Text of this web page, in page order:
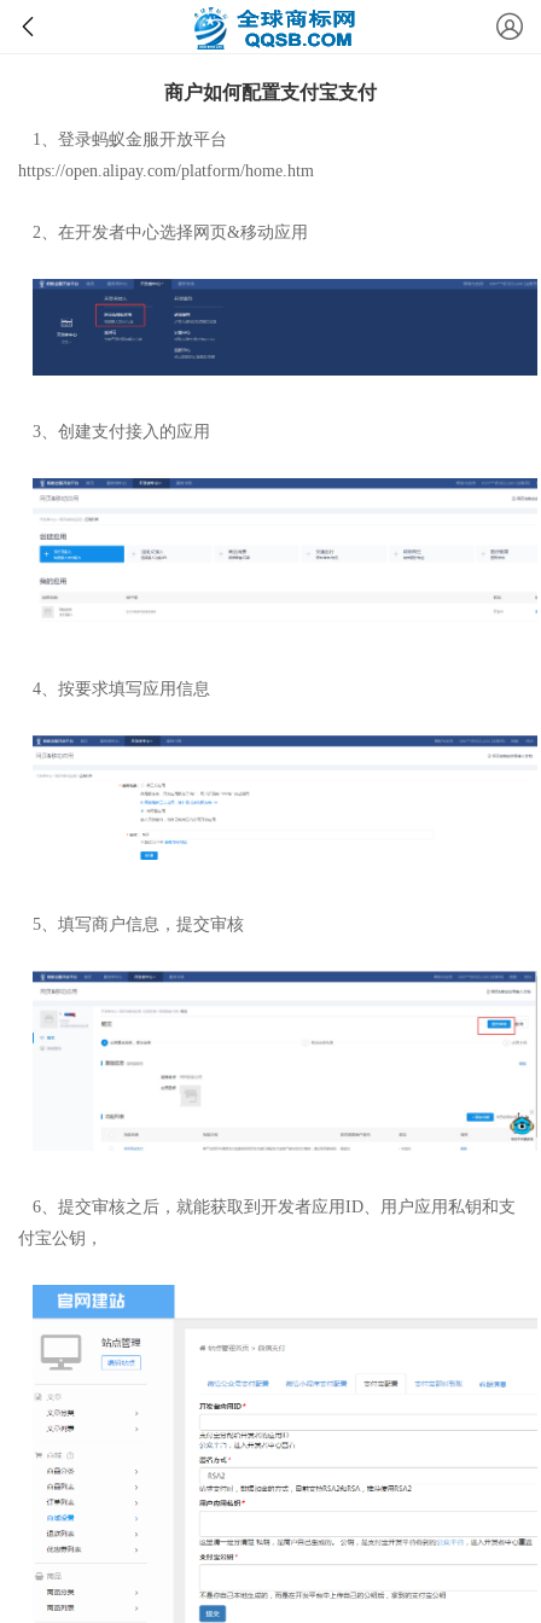
商户如何配置支付宝支付
1、登录蚂蚁金服开放平台
https://open.alipay.com/platform/home.htm
2、在开发者中心选择网页&移动应用
3、创建支付接入的应用
4、按要求填写应用信息
5、填写商户信息，提交审核
6、提交审核之后，就能获取到开发者应用ID、用户应用私钥和支
付宝公钥，